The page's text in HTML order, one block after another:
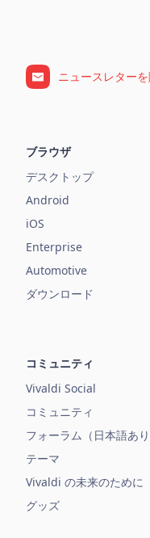
ニュースレター
ブラウザ
デスクトップ
Android
iOS
Enterprise
Automotive
ダウンロード
コミュニティ
Vivaldi Social
コミュニティ
フォーラム（日本語あり
テーマ
Vivaldi の未来のために
グッズ